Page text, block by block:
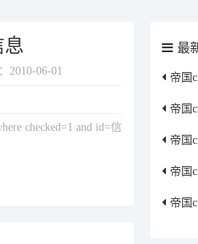
2010-06-01
checked=1 and id=信
最
帝国
帝国
帝国
帝国
帝国